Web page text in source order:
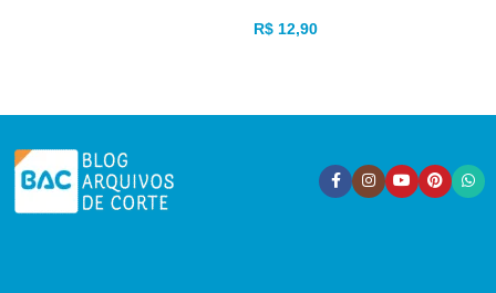
R$12,90